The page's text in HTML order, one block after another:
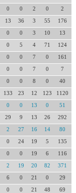
0 0 2 0 2
13 36 3 55 176
0 0 3 10 13
0 5 4 71 124
0 0 7 0 161
0 0 7 0 7
0 0 8 0 40
133 23 12 123 1120
0 0 13 0 51
29 9 13 26 292
2 27 16 14 80
0 24 19 5 135
0 0 19 6 116
2 19 20 82 371
6 0 21 0 29
0 0 21 48 69